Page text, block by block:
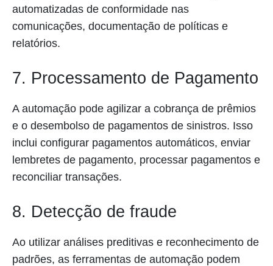
automatizadas de conformidade nas
comunicações, documentação de políticas e
relatórios.
7. Processamento de Pagamento
A automação pode agilizar a cobrança de prêmios
e o desembolso de pagamentos de sinistros. Isso
inclui configurar pagamentos automáticos, enviar
lembretes de pagamento, processar pagamentos e
reconciliar transações.
8. Detecção de fraude
Ao utilizar análises preditivas e reconhecimento de
padrões, as ferramentas de automação podem